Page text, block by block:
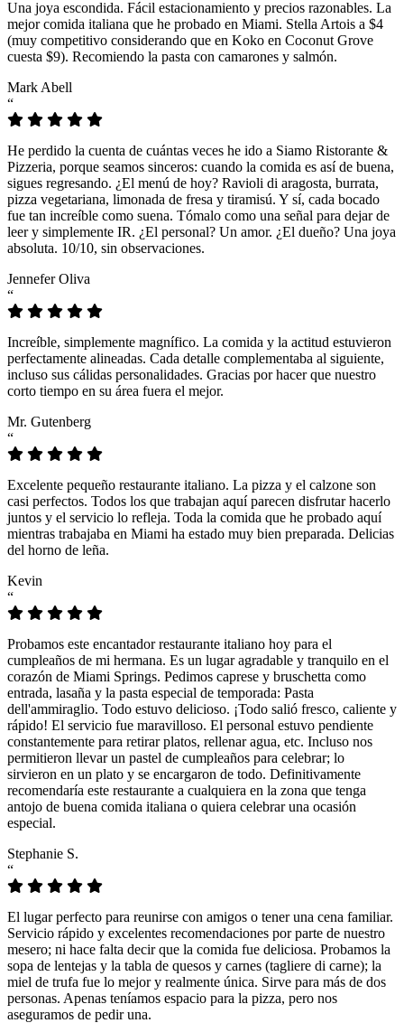
Una joya escondida. Fácil estacionamiento y precios razonables. La
mejor comida italiana que he probado en Miami. Stella Artois a $4
(muy competitivo considerando que en Koko en Coconut Grove
cuesta $9). Recomiendo la pasta con camarones y salmón.
Mark Abell
“
He perdido la cuenta de cuántas veces he ido a Siamo Ristorante &
Pizzeria, porque seamos sinceros: cuando la comida es así de buena,
sigues regresando. ¿El menú de hoy? Ravioli di aragosta, burrata,
pizza vegetariana, limonada de fresa y tiramisú. Y sí, cada bocado
fue tan increíble como suena. Tómalo como una señal para dejar de
leer y simplemente IR. ¿El personal? Un amor. ¿El dueño? Una joya
absoluta. 10/10, sin observaciones.
Jennefer Oliva
“
Increíble, simplemente magnífico. La comida y la actitud estuvieron
perfectamente alineadas. Cada detalle complementaba al siguiente,
incluso sus cálidas personalidades. Gracias por hacer que nuestro
corto tiempo en su área fuera el mejor.
Mr. Gutenberg
“
Excelente pequeño restaurante italiano. La pizza y el calzone son
casi perfectos. Todos los que trabajan aquí parecen disfrutar hacerlo
juntos y el servicio lo refleja. Toda la comida que he probado aquí
mientras trabajaba en Miami ha estado muy bien preparada. Delicias
del horno de leña.
Kevin
“
Probamos este encantador restaurante italiano hoy para el
cumpleaños de mi hermana. Es un lugar agradable y tranquilo en el
corazón de Miami Springs. Pedimos caprese y bruschetta como
entrada, lasaña y la pasta especial de temporada: Pasta
dell'ammiraglio. Todo estuvo delicioso. ¡Todo salió fresco, caliente y
rápido! El servicio fue maravilloso. El personal estuvo pendiente
constantemente para retirar platos, rellenar agua, etc. Incluso nos
permitieron llevar un pastel de cumpleaños para celebrar; lo
sirvieron en un plato y se encargaron de todo. Definitivamente
recomendaría este restaurante a cualquiera en la zona que tenga
antojo de buena comida italiana o quiera celebrar una ocasión
especial.
Stephanie S.
“
El lugar perfecto para reunirse con amigos o tener una cena familiar.
Servicio rápido y excelentes recomendaciones por parte de nuestro
mesero; ni hace falta decir que la comida fue deliciosa. Probamos la
sopa de lentejas y la tabla de quesos y carnes (tagliere di carne); la
miel de trufa fue lo mejor y realmente única. Sirve para más de dos
personas. Apenas teníamos espacio para la pizza, pero nos
aseguramos de pedir una.